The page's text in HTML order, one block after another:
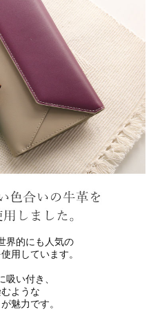
界的にも人気の
用しています。
吸い付き、
ような
魅力です。